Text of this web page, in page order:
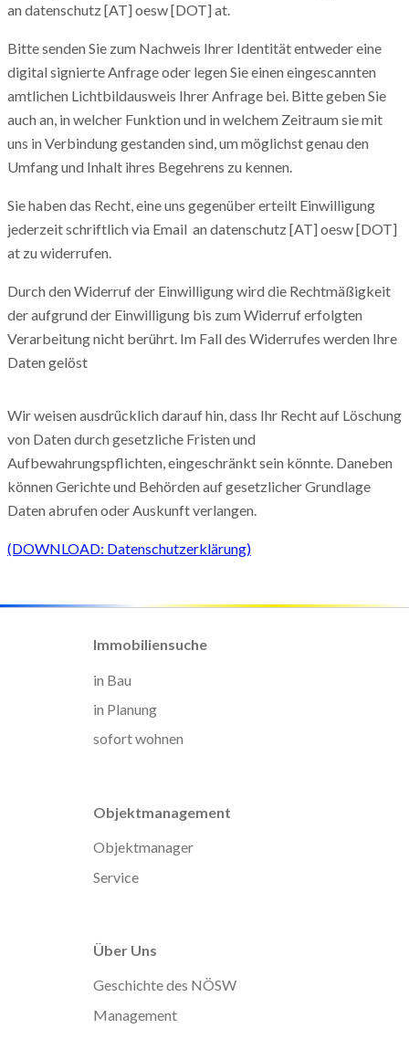
an datenschutz [AT] oesw [DOT] at.
Bitte senden Sie zum Nachweis Ihrer Identität entweder eine
digital signierte Anfrage oder legen Sie einen eingescannten
amtlichen Lichtbildausweis Ihrer Anfrage bei. Bitte geben Sie
auch an, in welcher Funktion und in welchem Zeitraum sie mit
uns in Verbindung gestanden sind, um möglichst genau den
Umfang und Inhalt ihres Begehrens zu kennen.
Sie haben das Recht, eine uns gegenüber erteilt Einwilligung
jederzeit schriftlich via Email an datenschutz [AT] oesw [DOT]
at zu widerrufen.
Durch den Widerruf der Einwilligung wird die Rechtmäßigkeit
der aufgrund der Einwilligung bis zum Widerruf erfolgten
Verarbeitung nicht berührt. Im Fall des Widerrufes werden Ihre
Daten gelöst
Wir weisen ausdrücklich darauf hin, dass Ihr Recht auf Löschung
von Daten durch gesetzliche Fristen und
Aufbewahrungspflichten, eingeschränkt sein könnte. Daneben
können Gerichte und Behörden auf gesetzlicher Grundlage
Daten abrufen oder Auskunft verlangen.
(DOWNLOAD: Datenschutzerklärung)
Immobiliensuche
in Bau
in Planung
sofort wohnen
Objektmanagement
Objektmanager
Service
Über Uns
Geschichte des NÖSW
Management